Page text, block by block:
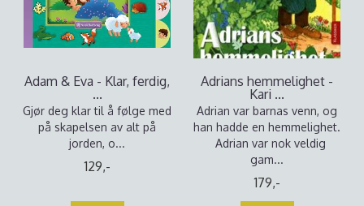
Adam & Eva - Klar, ferdig,
...
Gjør deg klar til å følge med
på skapelsen av alt på
jorden, o...
129,-
Adrians hemmelighet -
Kari ...
Adrian var barnas venn, og
han hadde en hemmelighet.
Adrian var nok veldig
gam...
179,-